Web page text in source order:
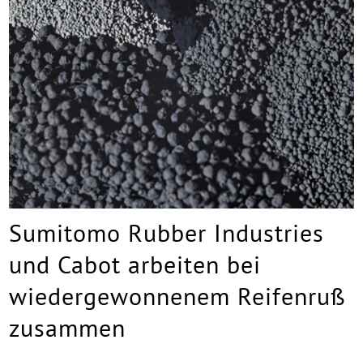
Sumitomo Rubber Industries
und Cabot arbeiten bei
wiedergewonnenem Reifenruß
zusammen